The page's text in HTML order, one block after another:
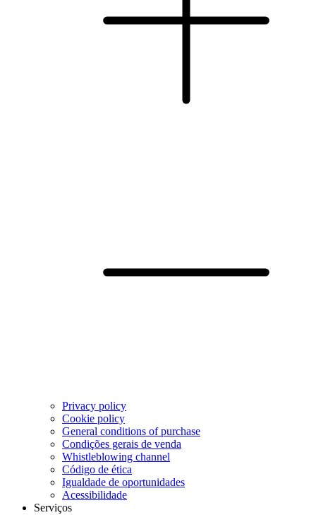
Privacy policy
Cookie policy
General conditions of purchase
Condições gerais de venda
Whistleblowing channel
Código de ética
Igualdade de oportunidades
Acessibilidade
Serviços